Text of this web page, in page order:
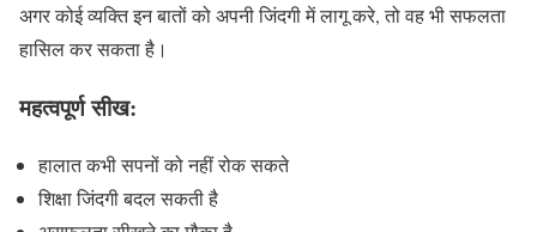
अगर कोई व्यक्ति इन बातों को अपनी जिंदगी में लागू करे, तो वह भी सफलता
हासिल कर सकता है।
महत्वपूर्ण सीख:
हालात कभी सपनों को नहीं रोक सकते
शिक्षा जिंदगी बदल सकती है